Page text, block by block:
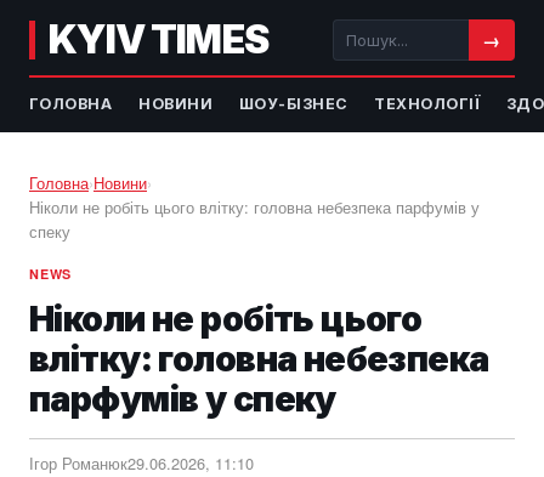
KYIV TIMES →
ГОЛОВНА НОВИНИ ШОУ-БІЗНЕС ТЕХНОЛОГІЇ
Головна›Новини›
Ніколи не робіть цього влітку: головна небезпека парфумів у
спеку
NEWS
Ніколи не робіть цього
влітку: головна небезпека
парфумів у спеку
Ігор Романюк29.06.2026, 11:10